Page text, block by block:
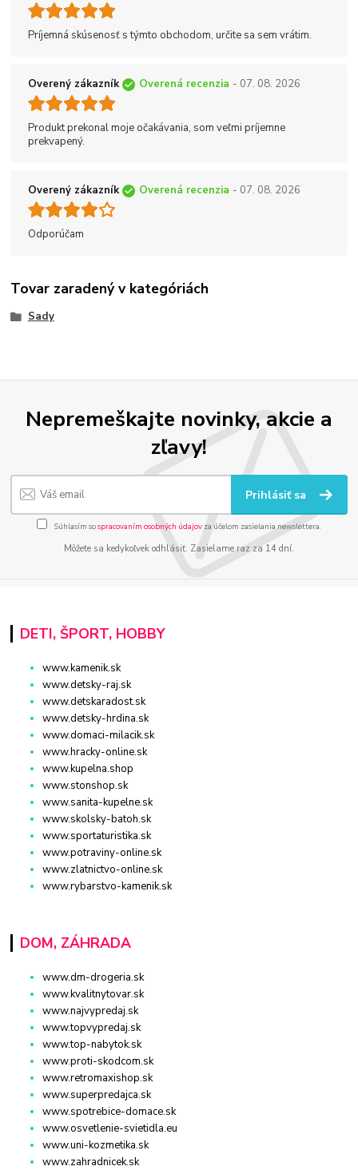
Príjemná skúsenosť s týmto obchodom, určite sa sem vrátim.
Overený zákazník Overená recenzia - 07. 08. 2026
Produkt prekonal moje očakávania, som veľmi príjemne
prekvapený.
Overený zákazník Overená recenzia - 07. 08. 2026
Odporúčam
Tovar zaradený v kategóriách
Sady
Nepremeškajte novinky, akcie a
zľavy!
Prihlásiť sa
Súhlasím sospracovaním osobných údajov za účelom zasielania newslettera.
Môžete sa kedykoľvek odhlásiť. Zasielame raz za 14 dní.
DETI, ŠPORT, HOBBY
www.kamenik.sk
www.detsky-raj.sk
www.detskaradost.sk
www.detsky-hrdina.sk
www.domaci-milacik.sk
www.hracky-online.sk
www.kupelna.shop
www.stonshop.sk
www.sanita-kupelne.sk
www.skolsky-batoh.sk
www.sportaturistika.sk
www.potraviny-online.sk
www.zlatnictvo-online.sk
www.rybarstvo-kamenik.sk
DOM, ZÁHRADA
www.dm-drogeria.sk
www.kvalitnytovar.sk
www.najvypredaj.sk
www.topvypredaj.sk
www.top-nabytok.sk
www.proti-skodcom.sk
www.retromaxishop.sk
www.superpredajca.sk
www.spotrebice-domace.sk
www.osvetlenie-svietidla.eu
www.uni-kozmetika.sk
www.zahradnicek.sk